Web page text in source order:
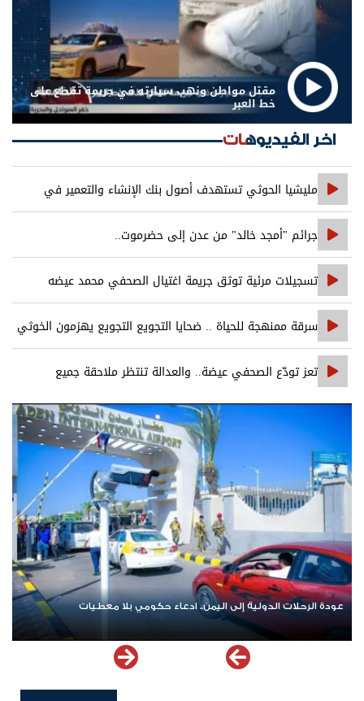
مقتل مواطن ونهب سيارته في جريمة تقطع على
خط العبر
اخر الفيديوهات
مليشيا الحوثي تستهدف أصول بنك الإنشاء والتعمير في
صنعاء
جرائم "أمجد خالد" من عدن إلى حضرموت..
تسجيلات مرئية توثق جريمة اغتيال الصحفي محمد عيضه
سرقة ممنهجة للحياة .. ضحايا التجويع التجويع يهزمون الخوثي
تعز تودّع الصحفي عيضة.. والعدالة تنتظر ملاحقة جميع
المتورطين
عودة الرحلات الدولية إلى اليمن.. ادعاء حكومي بلا معطيات